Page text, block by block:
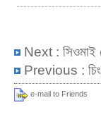
Next : সিওমাই
Previous :
e-mail to Friends